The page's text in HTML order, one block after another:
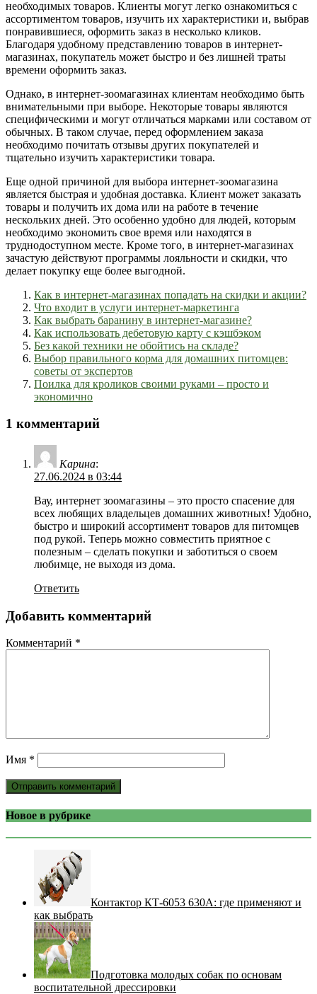
необходимых товаров. Клиенты могут легко ознакомиться с
ассортиментом товаров, изучить их характеристики и, выбрав
понравившиеся, оформить заказ в несколько кликов.
Благодаря удобному представлению товаров в интернет-
магазинах, покупатель может быстро и без лишней траты
времени оформить заказ.
Однако, в интернет-зоомагазинах клиентам необходимо быть
внимательными при выборе. Некоторые товары являются
специфическими и могут отличаться марками или составом от
обычных. В таком случае, перед оформлением заказа
необходимо почитать отзывы других покупателей и
тщательно изучить характеристики товара.
Еще одной причиной для выбора интернет-зоомагазина
является быстрая и удобная доставка. Клиент может заказать
товары и получить их дома или на работе в течение
нескольких дней. Это особенно удобно для людей, которым
необходимо экономить свое время или находятся в
труднодоступном месте. Кроме того, в интернет-магазинах
зачастую действуют программы лояльности и скидки, что
делает покупку еще более выгодной.
Как в интернет-магазинах попадать на скидки и акции?
Что входит в услуги интернет-маркетинга
Как выбрать баранину в интернет-магазине?
Как использовать дебетовую карту с кэшбэком
Без какой техники не обойтись на складе?
Выбор правильного корма для домашних питомцев:
советы от экспертов
Поилка для кроликов своими руками – просто и
экономично
1 комментарий
Карина:
27.06.2024 в 03:44
Вау, интернет зоомагазины – это просто спасение для
всех любящих владельцев домашних животных! Удобно,
быстро и широкий ассортимент товаров для питомцев
под рукой. Теперь можно совместить приятное с
полезным – сделать покупки и заботиться о своем
любимце, не выходя из дома.
Ответить
Добавить комментарий
Комментарий *
Имя *
Новое в рубрике
Контактор КТ-6053 630А: где применяют и
как выбрать
Подготовка молодых собак по основам
воспитательной дрессировки